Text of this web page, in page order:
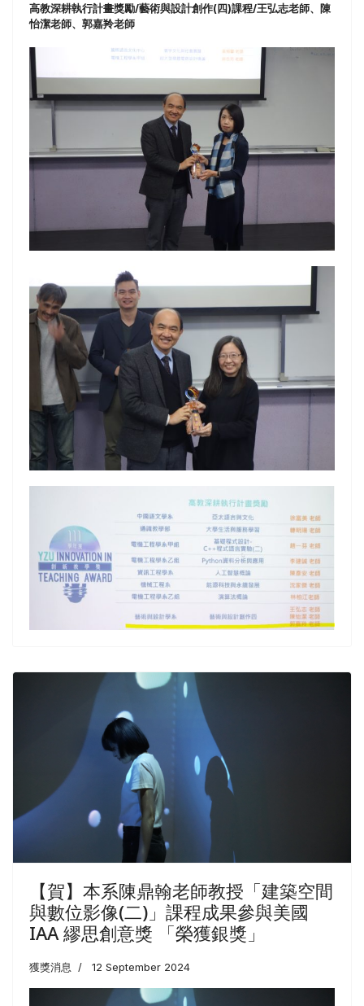
高教深耕執行計畫獎勵/藝術與設計創作(四)課程/王弘志老師、陳
怡潔老師、郭嘉羚老師
【賀】本系陳鼎翰老師教授「建築空間
與數位影像(二)」課程成果參與美國
IAA 繆思創意獎 「榮獲銀獎」
獲獎消息 12 September 2024